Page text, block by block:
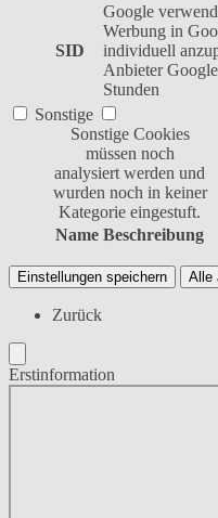
SID
Google
Werbung in
individuell
Anbieter
Stunden
Sonstige
Sonstige Cookies
müssen noch
analysiert werden und
wurden noch in keiner
Kategorie eingestuft.
Name Beschreibung
Einstellungen speichern Alle
Zurück
Erstinformation